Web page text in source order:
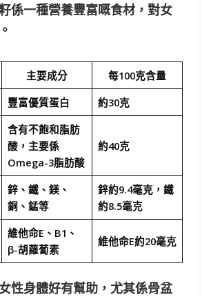
係一種營養豐富嘅食材，對女
主要成分
每100克含量
豐富優質蛋白 約30克
含有不飽和脂肪
酸，主要係
Omega-3脂肪酸
約40克
鋅、鐵、鎂、
銅、錳等
鋅約9.4毫克，鐵
約8.5毫克
維他命E、B1、
β-胡蘿蔔素
維他命E約20毫克
性身體好有幫助，尤其係骨盆